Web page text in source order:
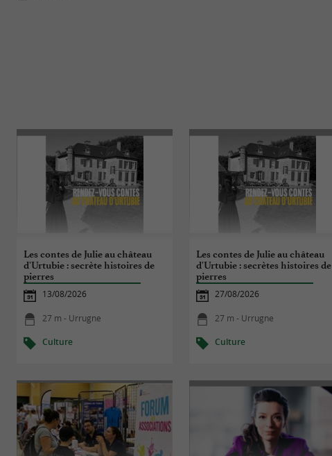
Les contes de Julie au château
d'Urtubie : secrète histoires de
pierres
13/08/2026
27 m - Urrugne
Culture
Les contes de Julie au château
d'Urtubie : secrètes histoires de
pierres
27/08/2026
27 m - Urrugne
Culture